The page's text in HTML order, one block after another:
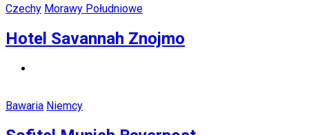
Czechy Morawy Południowe
Hotel Savannah Znojmo
Bawaria Niemcy